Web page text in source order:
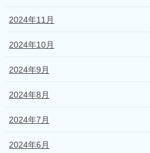
2024年11月
2024年10月
2024年9月
2024年8月
2024年7月
2024年6月